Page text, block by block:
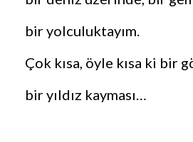
bir yolculuktayım.
Çok kısa, öyle kısa ki bir
bir yıldız kayması…